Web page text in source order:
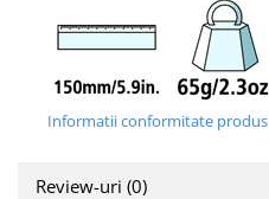
Informatii conformitate produs
Review-uri (0)